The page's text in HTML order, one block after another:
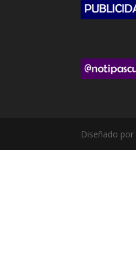
Diseñado por